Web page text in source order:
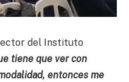
del Instituto
tiene que ver con
entonces me